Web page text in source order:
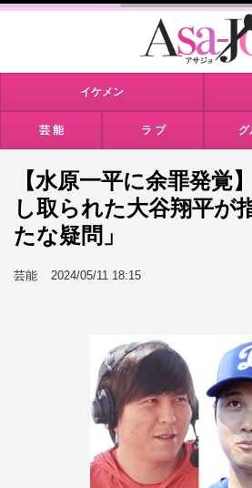
イケメン
芸 能 ラ ブ グ
【水原一平に余罪発覚
し取られた大谷翔平が
たな疑問」
芸能 2024/05/11 18:15